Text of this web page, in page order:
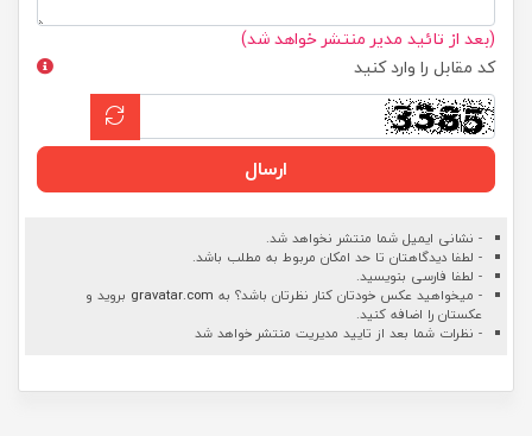
(بعد از تائید مدیر منتشر خواهد شد)
کد مقابل را وارد کنید
ارسال
- نشانی ایمیل شما منتشر نخواهد شد.
- لطفا دیدگاهتان تا حد امکان مربوط به مطلب باشد.
- لطفا فارسی بنویسید.
- میخواهید عکس خودتان کنار نظرتان باشد؟ به gravatar.com بروید و
عکستان را اضافه کنید.
- نظرات شما بعد از تایید مدیریت منتشر خواهد شد